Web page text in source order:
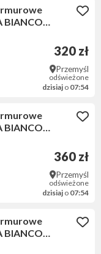
oraz
BIANCO
320 zł
Przemyśl
odświeżone
dzisiaj o 07:54
BIANCO
360 zł
Przemyśl
odświeżone
dzisiaj o 07:54
BIANCO